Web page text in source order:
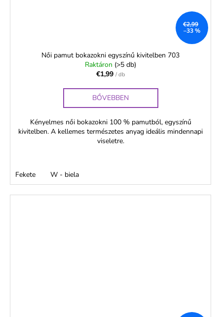
€2,99
–33 %
Női pamut bokazokni egyszínű kivitelben 703
Raktáron (>5 db)
€1,99 / db
BŐVEBBEN
Kényelmes női bokazokni 100 % pamutból, egyszínű
kivitelben. A kellemes természetes anyag ideális mindennapi
viseletre.
Fekete W - biela